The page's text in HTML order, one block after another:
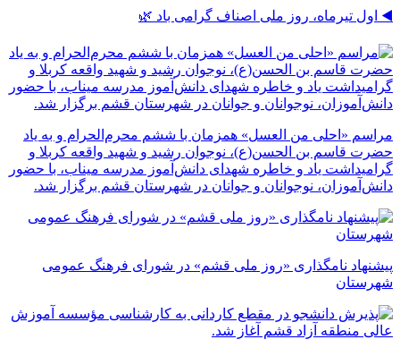
◀️ اول تیرماه، روز ملی اصناف گرامی باد 🌿
مراسم «احلی من العسل» همزمان با ششم محرم‌الحرام و به یاد
حضرت قاسم بن الحسن(ع)، نوجوان رشید و شهید واقعه کربلا و
گرامیداشت یاد و خاطره شهدای دانش‌آموز مدرسه میناب، با حضور
دانش‌آموزان، نوجوانان و جوانان در شهرستان قشم برگزار شد.
پیشنهاد نامگذاری «روز ملی قشم» در شورای فرهنگ عمومی
شهرستان